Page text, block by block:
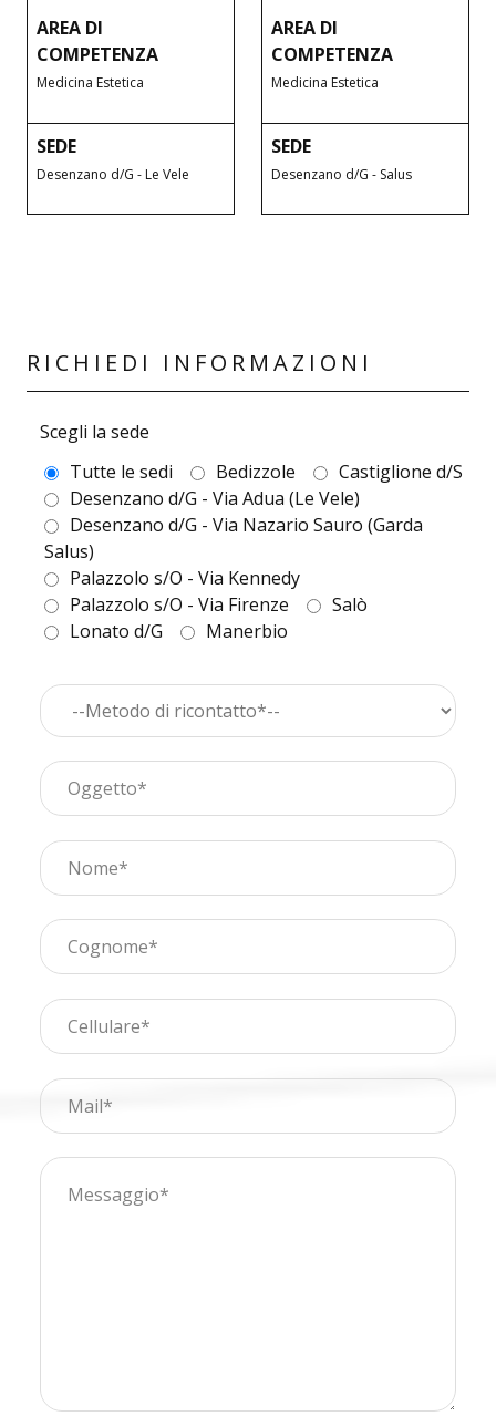
AREA DI
COMPETENZA
Medicina Estetica
SEDE
Desenzano d/G - Le Vele
AREA DI
COMPETENZA
Medicina Estetica
SEDE
Desenzano d/G - Salus
RICHIEDI INFORMAZIONI
Scegli la sede
Tutte le sedi
Bedizzole
Castiglione d/S
Desenzano d/G - Via Adua (Le Vele)
Desenzano d/G - Via Nazario Sauro (Garda
Salus)
Palazzolo s/O - Via Kennedy
Palazzolo s/O - Via Firenze
Salò
Lonato d/G
Manerbio